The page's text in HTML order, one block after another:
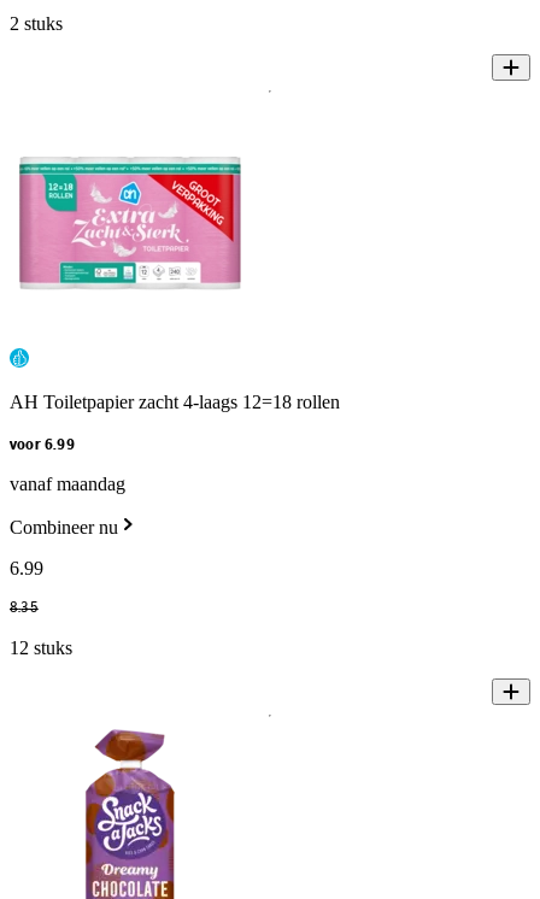
2 stuks
AH Toiletpapier zacht 4-laags 12=18 rollen
voor 6.99
vanaf maandag
Combineer nu
6.99
8.35
12 stuks